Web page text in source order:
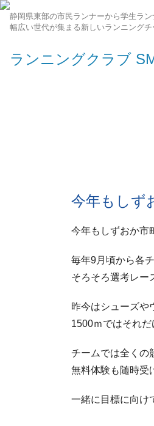
ランニングクラブ
静岡県東部の市民ランナーから学生ラ
幅広い世代が集まる新しいランニングチ
今年もしず
今年もしずおか市
毎年9月頃から各
そろそろ選考レー
昨今はシューズや
1500ｍではそれ
チームでは全くの
無料体験も随時受
一緒に目標に向け